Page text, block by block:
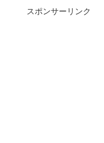
スポンサーリンク